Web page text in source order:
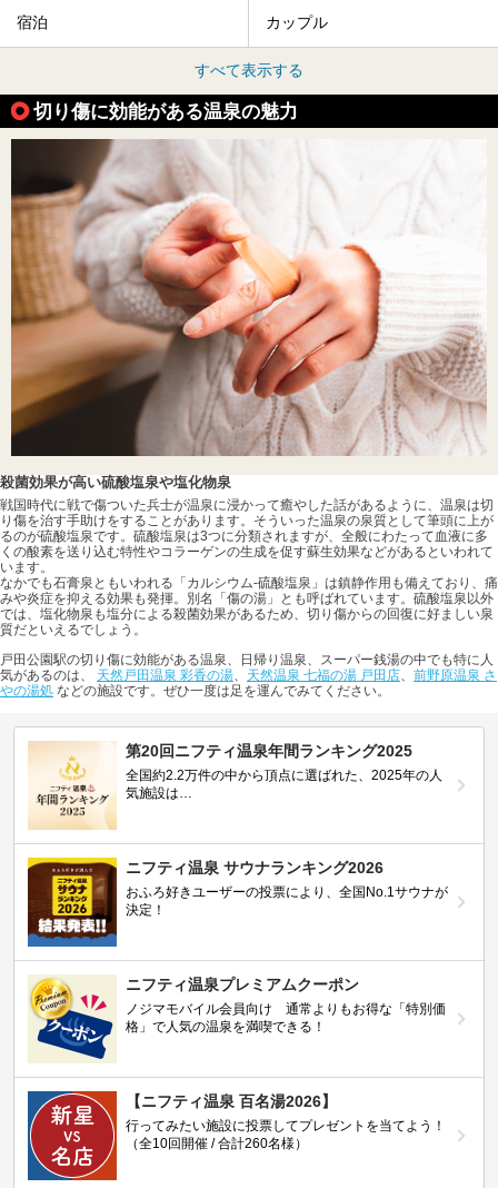
宿泊 カップル
すべて表示する
切り傷に効能がある温泉の魅力
殺菌効果が高い硫酸塩泉や塩化物泉
戦国時代に戦で傷ついた兵士が温泉に浸かって癒やした話があるように、温泉は切
り傷を治す手助けをすることがあります。そういった温泉の泉質として筆頭に上が
るのが硫酸塩泉です。硫酸塩泉は3つに分類されますが、全般にわたって血液に多
くの酸素を送り込む特性やコラーゲンの生成を促す蘇生効果などがあるといわれて
います。
なかでも石膏泉ともいわれる「カルシウム-硫酸塩泉」は鎮静作用も備えており、痛
みや炎症を抑える効果も発揮。別名「傷の湯」とも呼ばれています。硫酸塩泉以外
では、塩化物泉も塩分による殺菌効果があるため、切り傷からの回復に好ましい泉
質だといえるでしょう。
戸田公園駅の切り傷に効能がある温泉、日帰り温泉、スーパー銭湯の中でも特に人
気があるのは、 天然戸田温泉 彩香の湯、 天然温泉 七福の湯 戸田店、 前野原温泉 さ
やの湯処 などの施設です。ぜひ一度は足を運んでみてください。
第20回ニフティ温泉年間ランキング2025
全国約2.2万件の中から頂点に選ばれた、2025年の人
気施設は…
ニフティ温泉 サウナランキング2026
おふろ好きユーザーの投票により、全国No.1サウナが
決定！
ニフティ温泉プレミアムクーポン
ノジマモバイル会員向け 通常よりもお得な「特別価
格」で人気の温泉を満喫できる！
【ニフティ温泉 百名湯2026】
行ってみたい施設に投票してプレゼントを当てよう！
（全10回開催 / 合計260名様）